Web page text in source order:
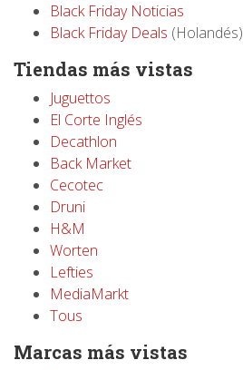
Black Friday Noticias
Black Friday Deals (Holandés)
Tiendas más vistas
Juguettos
El Corte Inglés
Decathlon
Back Market
Cecotec
Druni
H&M
Worten
Lefties
MediaMarkt
Tous
Marcas más vistas